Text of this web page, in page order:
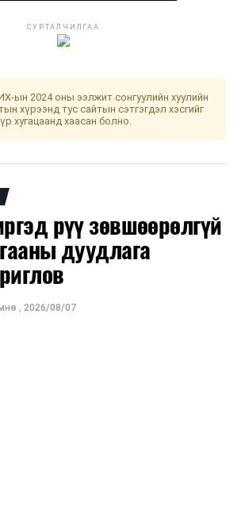
СУРТАЛЧИЛГАА
ын 2024 оны ээлжит сонгуулийн хуулийн
хүрээнд тус сайтын сэтгэгдэл хэсгийг
хугацаанд хаасан болно.
рүү зөвшөөрөлгүй
дуудлага
, 2026/08/07